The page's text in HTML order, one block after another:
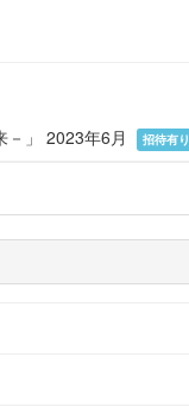
－」 2023年6月
招待有り